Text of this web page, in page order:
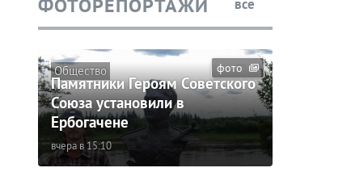
ФОТОРЕПОРТАЖИ все
фото
Общество
Памятники Героям Советского
Союза установили в
Ербогачене
вчера в 15:10